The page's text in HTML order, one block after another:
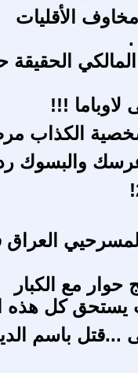
الأقليات
.
لاوباما !!!
الكذاب
والبسوك
لمسرحيي العراق
مع الكبار
يستحق كل هذه
...قتل باسم